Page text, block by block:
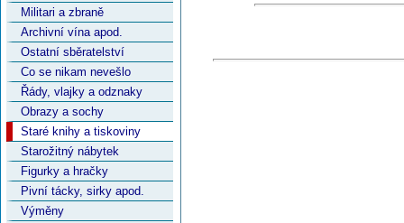
Militari a zbraně
Archivní vína apod.
Ostatní sběratelství
Co se nikam nevešlo
Řády, vlajky a odznaky
Obrazy a sochy
Staré knihy a tiskoviny
Starožitný nábytek
Figurky a hračky
Pivní tácky, sirky apod.
Výměny